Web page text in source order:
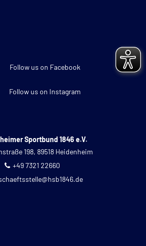
Follow us on Facebook
Follow us on Instagram
Sportbund 1846 e.V.
198, 89518 Heidenheim
+49 7321 22660